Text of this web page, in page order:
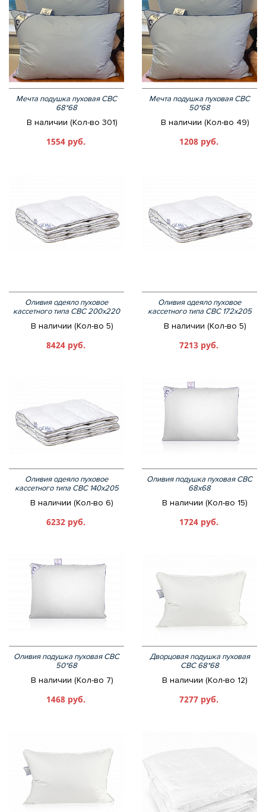
Мечта подушка пуховая СВС
68*68
В наличии (Кол-во 301)
1554 руб.
Мечта подушка пуховая СВС
50*68
В наличии (Кол-во 49)
1208 руб.
Оливия одеяло пуховое
кассетного типа СВС 200х220
В наличии (Кол-во 5)
8424 руб.
Оливия одеяло пуховое
кассетного типа СВС 172х205
В наличии (Кол-во 5)
7213 руб.
Оливия одеяло пуховое
кассетного типа СВС 140х205
В наличии (Кол-во 6)
6232 руб.
Оливия подушка пуховая СВС
68х68
В наличии (Кол-во 15)
1724 руб.
Оливия подушка пуховая СВС
50*68
В наличии (Кол-во 7)
1468 руб.
Дворцовая подушка пуховая
СВС 68*68
В наличии (Кол-во 12)
7277 руб.